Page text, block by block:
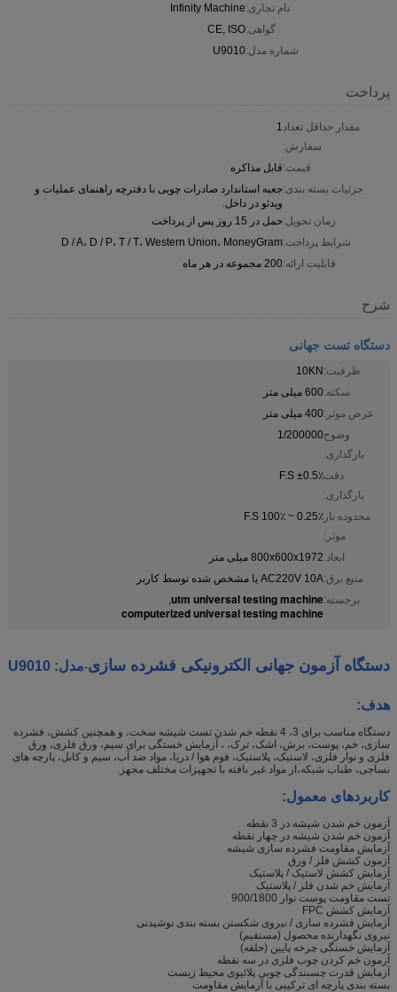
نام تجاری:Infinity Machine
گواهی:CE, ISO
شماره مدل:U9010
پرداخت
مقدار حداقل تعداد
سفارش:
1
قیمت:قابل مذاکره
جزئیات بسته بندی:جعبه استاندارد صادرات چوبی با دفترچه راهنمای عملیات و
ویدئو در داخل.
زمان تحویل:حمل در 15 روز پس از پرداخت
شرایط پرداخت:D / A، D / P، T / T، Western Union، MoneyGram
قابلیت ارائه:200 مجموعه در هر ماه
شرح
دستگاه تست جهانی
ظرفیت:10KN
سکته:600 میلی متر
عرض موثر:400 میلی متر
وضوح
بارگذاری:
1/200000
دقت
بارگذاری:
±0.5٪ F.S
محدوده بار
موثر:
0.25٪ ~ 100٪ F.S
ابعاد:800x600x1972 میلی متر
منبع برق:AC220V 10A یا مشخص شده توسط کاربر
برجسته:utm universal testing machine
,
computerized universal testing machine
دستگاه آزمون جهانی الکترونیکی فشرده سازی-مدل: U9010
هدف:
دستگاه مناسب برای 3، 4 نقطه خم شدن تست شیشه سخت، و همچنین کشش، فشرده
سازی، خم، پوست، برش، اشک، ترک، ، آزمایش خستگی برای سیم، ورق فلزی، ورق
فلزی و نوار فلزی، لاستیک، پلاستیک، فوم هوا / دریا، مواد ضد آب، سیم و کابل، پارچه های
نساجی، طناب شبکه،از مواد غیر بافته با تجهیزات مختلف مجهز.
کاربردهای معمول:
آزمون خم شدن شیشه در 3 نقطه
آزمون خم شدن شیشه در چهار نقطه
آزمایش مقاومت فشرده سازی شیشه
آزمون کشش فلز / ورق
آزمایش کشش لاستیک / پلاستیک
آزمایش خم شدن فلز / پلاستیک
تست مقاومت پوست نوار 900/1800
آزمایش کشش FPC
آزمایش فشرده سازی / نیروی شکستن بسته بندی نوشیدنی
نیروی نگهدارنده محصول (مستقیم)
آزمایش خستگی چرخه پایین (حلقه)
آزمون خم کردن چوب فلزی در سه نقطه
آزمایش قدرت چسبندگی چوبی پلائیوی محیط زیست
بسته بندی پارچه ای ترکیبی با آزمایش مقاومت